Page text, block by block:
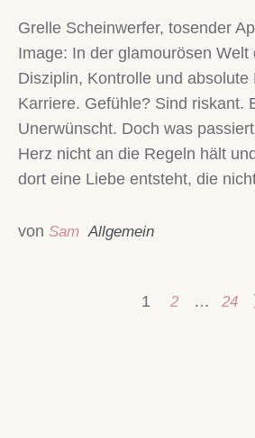
Grelle Scheinwerfer, tosender
Image: In der glamourösen Welt
Disziplin, Kontrolle und absolute
Karriere. Gefühle? Sind riskant.
Unerwünscht. Doch was
Herz nicht an die Regeln hält
dort eine Liebe entsteht, die
von Sam Allgemein
1 2 … 24